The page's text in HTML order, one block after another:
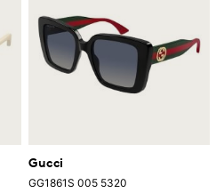
Gucci
GG1861S 005 5320